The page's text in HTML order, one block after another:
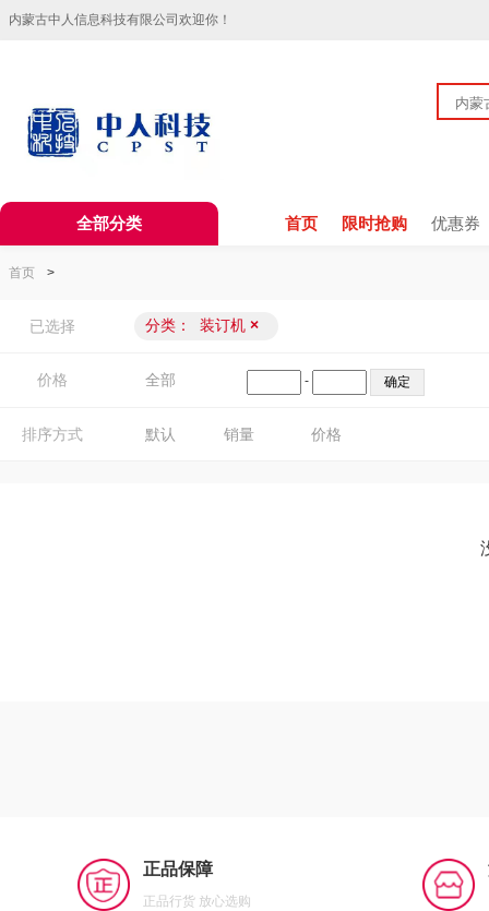
内蒙古中人信息科技有限公司欢迎你！
全部分类 首页 限时抢购 优惠券
首页 >
已选择 分类： 装订机 ×
价格 全部 -
排序方式 默认 销量 价格
正品保障
正品行货 放心选购